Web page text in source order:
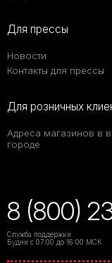
Для прессы
Новости
Контакты для прессы
Для розничных
Адреса магазинов в
городе
8 (800)
Служба поддержки
Будни с 07:00 до 16:00 МСК